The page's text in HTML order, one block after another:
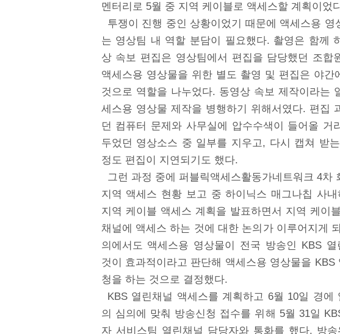
멘터리로 5월 중 지역 케이블로 액세스할 계획이었
투쟁이 진행 중인 상황이었기 때문에 액세스용 영
는 영상팀 내 역할 분담이 필요했다. 촬영은 함께
상 속보 편집은 영상팀에서 편집을 담당했던 조합
액세스용 영상물을 위한 별도 촬영 및 편집은 야간
것으로 역할을 나누었다. 동영상 속보 제작이라는
세스용 영상물 제작을 병행하기 위해서였다. 편집
던 컴퓨터 문제와 사무실에 압수수색이 들어올 거
두었던 영상소스 중 일부를 지우고, 다시 캡쳐 받
정도 편집이 지연되기도 했다.
그런 과정 중에 퍼블릭액세스활동가네트워크 4차
지역 액세스 현황 보고 중 하이닉스 매그나칩 사내
지역 케이블 액세스 계획을 발표하면서 지역 케이
채널에 액세스 하는 것에 대한 논의가 이루어지게
의에서도 액세스용 영상물이 전국 방송인 KBS 열
것이 효과적이라고 판단해 액세스용 영상물을 KBS
청을 하는 것으로 결정했다.
KBS 열린채널 액세스를 계획하고 6월 10일 경에
의 심의에 맞춰 방송신청 접수를 위해 5월 31일
자 서비스팀 열린채널 담당자와 통화를 했다. 방송